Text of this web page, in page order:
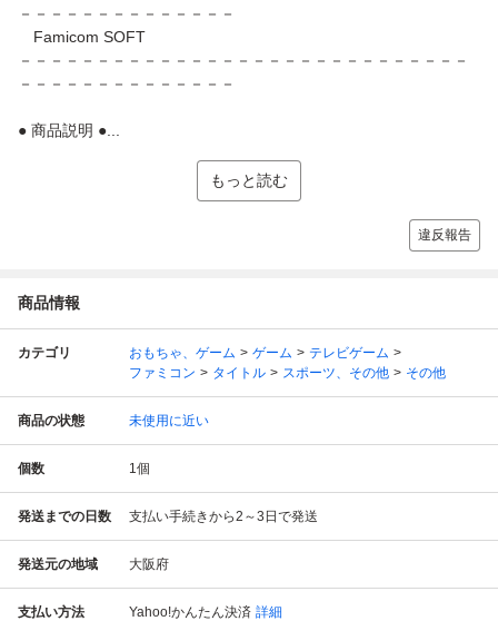
－－－－－－－－－－－－－－
Famicom SOFT
－－－－－－－－－－－－－－－－－－－－－－－－－－－－－
－－－－－－－－－－－－－－
● 商品説明 ●...
もっと読む
違反報告
商品情報
カテゴリ おもちゃ、ゲーム ゲーム
テレビゲーム
ファミコン
タイトル スポーツ、その他 その他
商品の状態 未使用に近い
個数 1個
発送までの日数 支払い手続きから2～3日で発送
発送元の地域 大阪府
支払い方法 Yahoo!かんたん決済 詳細